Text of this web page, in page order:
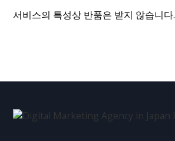
서비스의 특성상 반품은 받지 않습니다.